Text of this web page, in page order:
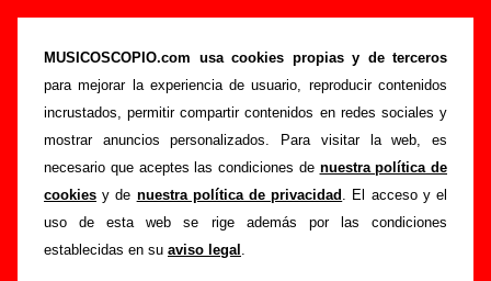
MUSICOSCOPIO.com usa cookies propias y de terceros
para mejorar la experiencia de usuario, reproducir contenidos
incrustados, permitir compartir contenidos en redes sociales y
mostrar anuncios personalizados. Para visitar la web, es
necesario que aceptes las condiciones de nuestra política de
cookies y de nuestra política de privacidad . El acceso y el
uso de esta web se rige además por las condiciones
establecidas en su aviso legal .
“Otra gente”, canción de Napoleón Solo (Letra
e información)
Portada >Napoleón Solo > Canciones >Otra gente
Esta página pretende recopilar todo tipo de información
sobre lacanción "Otra gente" interpretada porNapoleón
Solo. Además de su letra, también aparecerá información
sobre el autor o los autores, sobre los discos en los que está
incluido este tema, sobre la grabación del mismo, sobre